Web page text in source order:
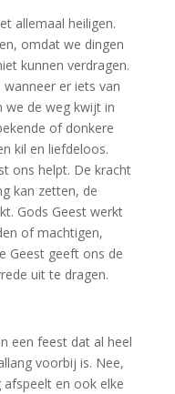
allemaal heiligen.
omdat we dingen
kunnen verdragen.
er iets van
we de weg kwijt in
of donkere
kil en liefdeloos.
ons helpt. De kracht
kan zetten, de
Gods Geest werkt
of machtigen,
Geest geeft ons de
uit te dragen.
een feest dat al heel
voorbij is. Nee,
en ook elke